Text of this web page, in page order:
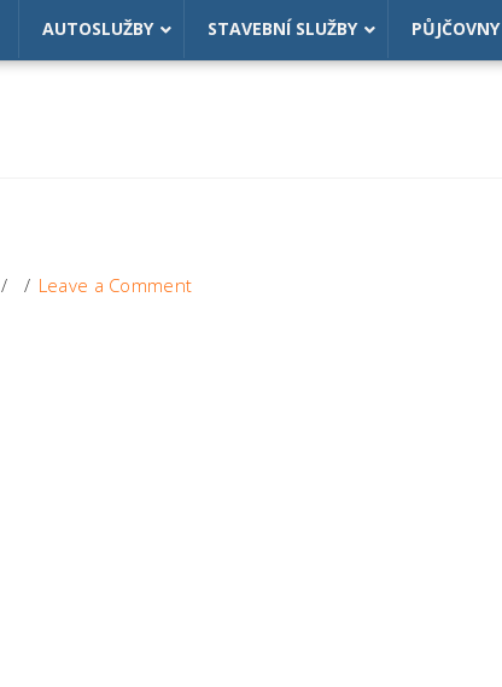
AUTOSLUŽBY STAVEBNÍ SLUŽBY PŮJČOVNY
Leave a Comment